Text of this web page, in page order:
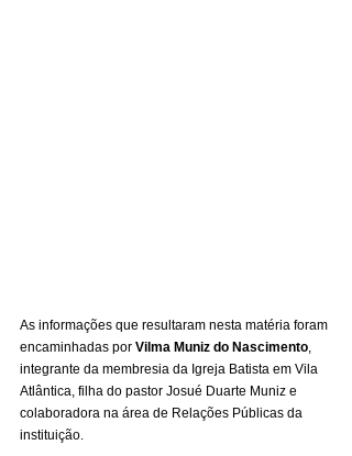
As informações que resultaram nesta matéria foram
encaminhadas por Vilma Muniz do Nascimento
integrante da membresia da Igreja Batista em Vila
Atlântica, filha do pastor Josué Duarte Muniz e
colaboradora na área de Relações Públicas da
instituição.